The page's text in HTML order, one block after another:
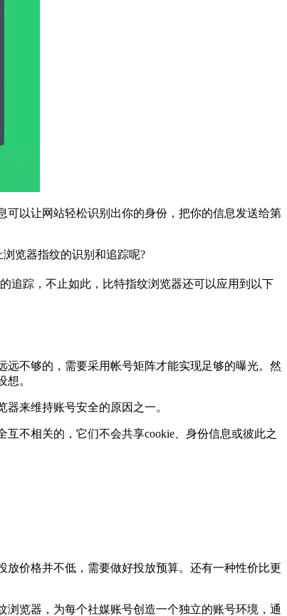
以让网站轻松识别出你的身份，把你的信息发送给第
览器指纹的识别和追踪呢?
追踪，不止如此，比特指纹浏览器还可以应用到以下
不够的，需要采用帐号矩阵才能实现足够的曝光。然
。
来维持账号安全的原因之一。
不相关的，它们不会共享cookie、身份信息或彼此之
价格并不低，需要做好投放预算。还有一种性价比更
览器，为每个社媒账号创造一个独立的账号环境，通